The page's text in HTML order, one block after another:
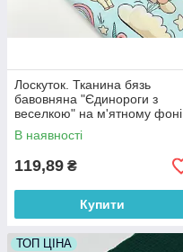
Лоскуток. Тканина бязь
бавовняна "Єдинороги з
веселкою" на м'ятному фоні
№ 702, 87*160 см
В наявності
119,89 ₴
Купити
ТОП ЦІНА